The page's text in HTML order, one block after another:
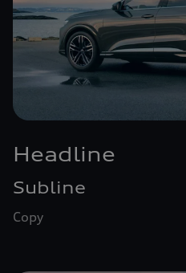
Headline
Subline
Copy